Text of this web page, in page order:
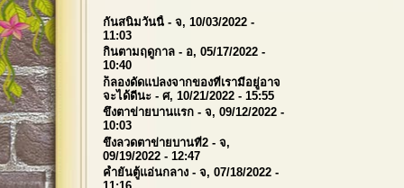
กันสนิมวันนี้ - จ, 10/03/2022 -
11:03
กินตามฤดูกาล - อ, 05/17/2022 -
10:40
ก็ลองดัดแปลงจากของที่เรามีอยู่อาจ
จะได้ดีนะ - ศ, 10/21/2022 - 15:55
ขึงตาข่ายบานแรก - จ, 09/12/2022 -
10:03
ขึงลวดตาข่ายบานที่2 - จ,
09/19/2022 - 12:47
ค้ำยันตู้แอ่นกลาง - จ, 07/18/2022 -